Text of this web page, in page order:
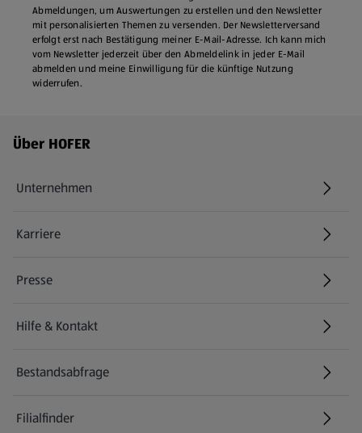
Abmeldungen, um Auswertungen zu erstellen und den Newsletter
mit personalisierten Themen zu versenden. Der Newsletterversand
erfolgt erst nach Bestätigung meiner E-Mail-Adresse. Ich kann mich
vom Newsletter jederzeit über den Abmeldelink in jeder E‑Mail
abmelden und meine Einwilligung für die künftige Nutzung
widerrufen.
Fußzeilenmenü - weitere Links
Über HOFER
Unternehmen
Karriere
(öffnet in einem neuen Tab)
Presse
Hilfe & Kontakt
(öffnet in einem neuen Tab)
Bestandsabfrage
(öffnet in einem neuen Tab)
Filialfinder